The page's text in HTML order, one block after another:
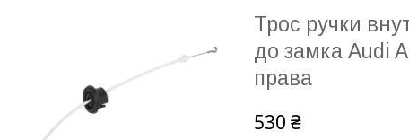
Трос ручки
до замка Audi
права
530 ₴